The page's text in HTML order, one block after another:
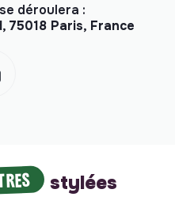
déroulera :
75018 Paris, France
stylées